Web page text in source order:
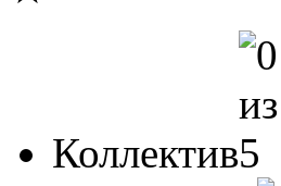
Коллектив